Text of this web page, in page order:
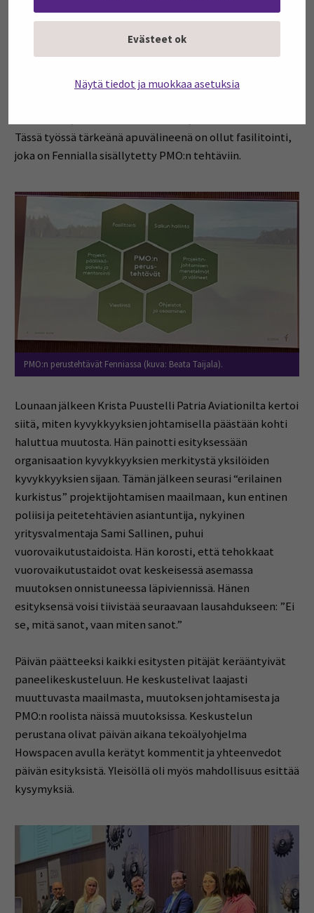
Evästeet ok
Näytä tiedot ja muokkaa asetuksia
edustaa mahdollisesti Suomen vanhinta PMO:ta. Hän
projektitoimiston historiaa ja sen kehittymistä. Isotalo
Tässä työssä tärkeänä apuvälineenä on ollut fasilitointi,
joka on Fennialla sisällytetty PMO:n tehtäviin.
PMO:n perustehtävät Fenniassa (kuva: Beata Taijala).
Lounaan jälkeen Krista Puustelli Patria Aviationilta kertoi
siitä, miten kyvykkyyksien johtamisella päästään kohti
haluttua muutosta. Hän painotti esityksessään
organisaation kyvykkyyksien merkitystä yksilöiden
kyvykkyyksien sijaan. Tämän jälkeen seurasi “erilainen
kurkistus” projektijohtamisen maailmaan, kun entinen
poliisi ja peitetehtävien asiantuntija, nykyinen
yritysvalmentaja Sami Sallinen, puhui
vuorovaikutustaidoista. Hän korosti, että tehokkaat
vuorovaikutustaidot ovat keskeisessä asemassa
muutoksen onnistuneessa läpiviennissä. Hänen
esityksensä voisi tiivistää seuraavaan lausahdukseen: ”Ei
se, mitä sanot, vaan miten sanot.”
Päivän päätteeksi kaikki esitysten pitäjät kerääntyivät
paneelikeskusteluun. He keskustelivat laajasti
muuttuvasta maailmasta, muutoksen johtamisesta ja
PMO:n roolista näissä muutoksissa. Keskustelun
perustana olivat päivän aikana tekoälyohjelma
Howspacen avulla kerätyt kommentit ja yhteenvedot
päivän esityksistä. Yleisöllä oli myös mahdollisuus esittää
kysymyksiä.